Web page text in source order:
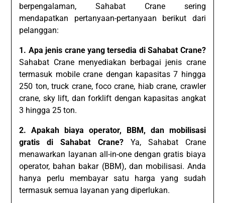
berpengalaman, Sahabat Crane sering
mendapatkan pertanyaan-pertanyaan berikut dari
pelanggan:
1. Apa jenis crane yang tersedia di Sahabat Crane?
Sahabat Crane menyediakan berbagai jenis crane
termasuk mobile crane dengan kapasitas 7 hingga
250 ton, truck crane, foco crane, hiab crane, crawler
crane, sky lift, dan forklift dengan kapasitas angkat
3 hingga 25 ton.
2. Apakah biaya operator, BBM, dan mobilisasi
gratis di Sahabat Crane?Ya, Sahabat Crane
menawarkan layanan all-in-one dengan gratis biaya
operator, bahan bakar (BBM), dan mobilisasi. Anda
hanya perlu membayar satu harga yang sudah
termasuk semua layanan yang diperlukan.